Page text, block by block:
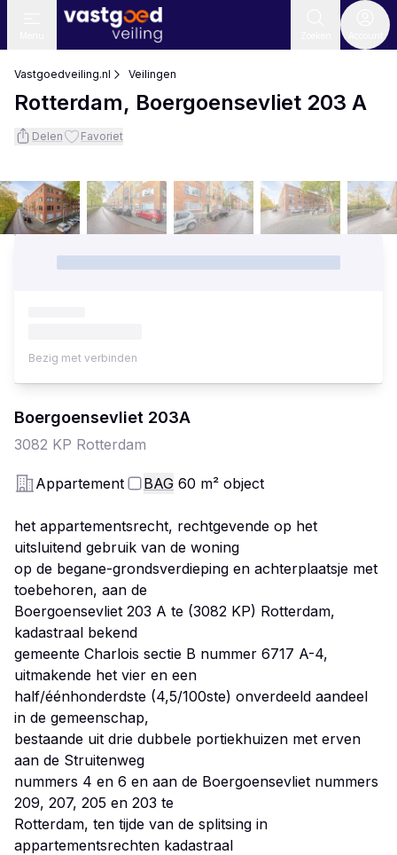
Vastgoedveiling.nl Veilingen
Rotterdam, Boergoensevliet 203 A
Delen Favoriet
Boergoensevliet 203A
3082 KP Rotterdam
Appartement BAG 60 m² object
het appartementsrecht, rechtgevende op het
uitsluitend gebruik van de woning
op de begane-grondsverdieping en achterplaatsje met
toebehoren, aan de
Boergoensevliet 203 A te (3082 KP) Rotterdam,
kadastraal bekend
gemeente Charlois sectie B nummer 6717 A-4,
uitmakende het vier en een
half/éénhonderdste (4,5/100ste) onverdeeld aandeel
in de gemeenschap,
bestaande uit drie dubbele portiekhuizen met erven
aan de Struitenweg
nummers 4 en 6 en aan de Boergoensevliet nummers
209, 207, 205 en 203 te
Rotterdam, ten tijde van de splitsing in
appartementsrechten kadastraal
Bezig met verbinden